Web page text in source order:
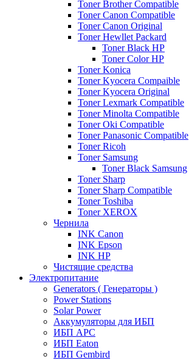
Toner Brother Compatible
Toner Canon Compatible
Toner Canon Original
Toner Hewllet Packard
Toner Black HP
Toner Color HP
Toner Konica
Toner Kyocera Compaible
Toner Kyocera Original
Toner Lexmark Compatible
Toner Minolta Compatible
Toner Oki Compatible
Toner Panasonic Compatible
Toner Ricoh
Toner Samsung
Toner Black Samsung
Toner Sharp
Toner Sharp Compatible
Toner Toshiba
Toner XEROX
Чернила
INK Canon
INK Epson
INK HP
Чистящие средства
Электропитание
Generators ( Генераторы )
Power Stations
Solar Power
Аккумуляторы для ИБП
ИБП APC
ИБП Eaton
ИБП Gembird